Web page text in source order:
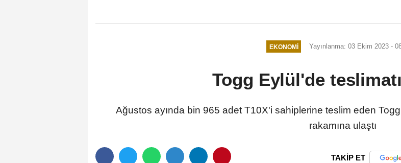
EKONOMI Yayınlanma: 03 Ekim 2023 -
Togg Eylül'de
Ağustos ayında bin 965 adet T10X'i sahiplerine teslim eden
rakamına ulaştı
TAKİP ET